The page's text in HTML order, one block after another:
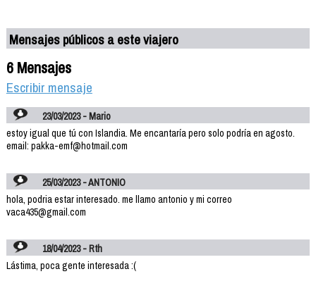
Mensajes públicos a este viajero
6 Mensajes
Escribir mensaje
23/03/2023 - Mario
estoy igual que tú con Islandia. Me encantaría pero solo podría en agosto.
email: pakka-emf@hotmail.com
25/03/2023 - ANTONIO
hola, podria estar interesado. me llamo antonio y mi correo
vaca435@gmail.com
18/04/2023 - Rth
Lástima, poca gente interesada :(